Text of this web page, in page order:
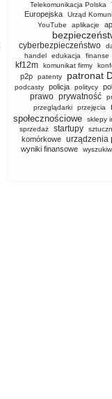
Telekomunikacja Polska
Europejska
Urząd
YouTube aplikacje
cyberbezpieczeństwo
handel
edukacja finanse
kf12m komunikat firmy
p2p patenty patronat
podcasty policja politycy
prawo prywatność
przeglądarki
przejęcia
społecznościowe
sklepy
sprzedaż
startupy
komórkowe urządzenia
wyniki finansowe